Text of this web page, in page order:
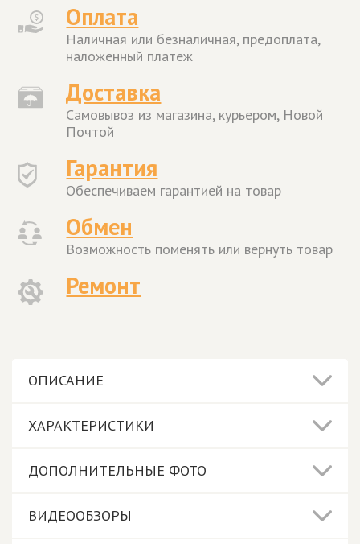
Оплата
Наличная или безналичная, предоплата,
наложенный платеж
Доставка
Самовывоз из магазина, курьером, Новой
Почтой
Гарантия
Обеспечиваем гарантией на товар
Обмен
Возможность поменять или вернуть товар
Ремонт
ОПИСАНИЕ
ХАРАКТЕРИСТИКИ
ДОПОЛНИТЕЛЬНЫЕ ФОТО
ВИДЕООБЗОРЫ